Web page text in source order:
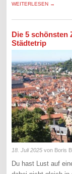
WEITERLESEN →
Die 5 schönsten
Städtetrip
18. Juli 2025 von Boris
Du hast Lust auf